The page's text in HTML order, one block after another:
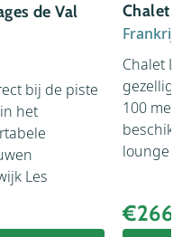
de Val
bij de piste
het
Les
Chalet
Frankrijk
Chalet
100
lounge